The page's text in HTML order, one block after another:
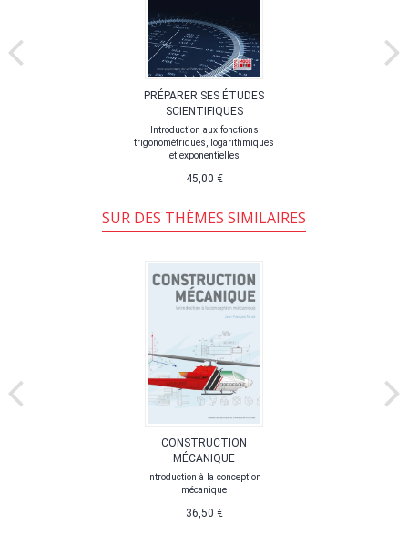
PRÉPARER SES ÉTUDES
SCIENTIFIQUES
Introduction aux fonctions
trigonométriques, logarithmiques
et exponentielles
45,00 €
SUR DES THÈMES SIMILAIRES
CONSTRUCTION
MÉCANIQUE
Introduction à la conception
mécanique
36,50 €